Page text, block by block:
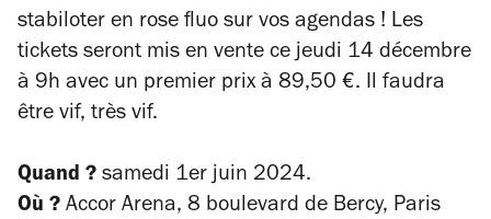
stabiloter en rose fluo sur vos agendas ! Les
tickets seront mis en vente ce jeudi 14 décembre
à 9h avec un premier prix à 89,50 €. Il faudra
être vif, très vif.
Quand ? samedi 1er juin 2024.
Où ? Accor Arena, 8 boulevard de Bercy, Paris